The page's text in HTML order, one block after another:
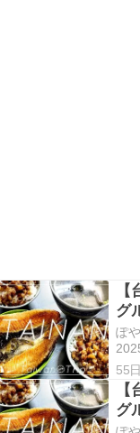
グ
ぽ
台
で
わ
旅
55
グ